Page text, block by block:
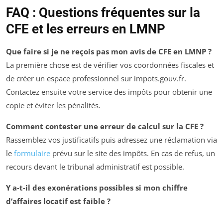
FAQ : Questions fréquentes sur la
CFE et les erreurs en LMNP
Que faire si je ne reçois pas mon avis de CFE en LMNP ?
La première chose est de vérifier vos coordonnées fiscales et
de créer un espace professionnel sur impots.gouv.fr.
Contactez ensuite votre service des impôts pour obtenir une
copie et éviter les pénalités.
Comment contester une erreur de calcul sur la CFE ?
Rassemblez vos justificatifs puis adressez une réclamation via
le formulaire prévu sur le site des impôts. En cas de refus, un
recours devant le tribunal administratif est possible.
Y a-t-il des exonérations possibles si mon chiffre
d’affaires locatif est faible ?